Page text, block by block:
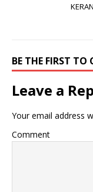
BE THE FIRST TO
Leave a
Your email address
Comment